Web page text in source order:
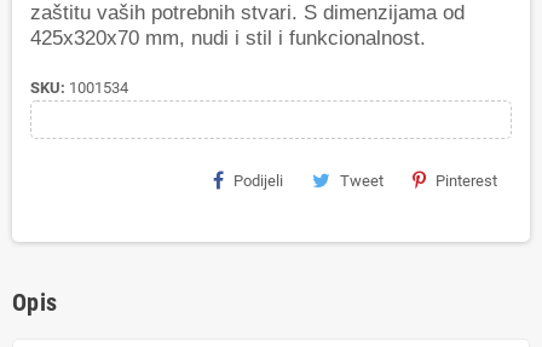
zaštitu vaših potrebnih stvari. S dimenzijama od
425x320x70 mm, nudi i stil i funkcionalnost.
SKU: 1001534
Podijeli Tweet Pinterest
Opis